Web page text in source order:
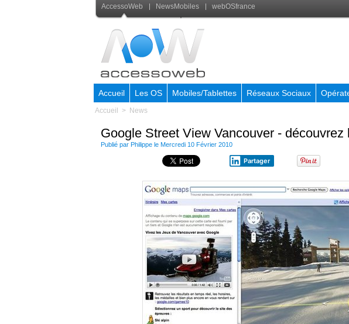
AccessoWeb NewsMobiles webOSfrance
Accueil Les OS Mobiles/Tablettes Réseaux Sociaux
Accueil > News
Google Street View Vancouver - découvrez
Publié par Philippe le Mercredi 10 Février 2010
Partager